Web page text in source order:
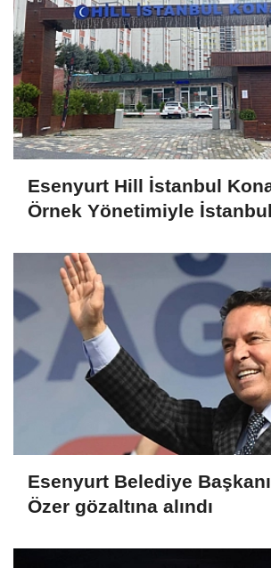
Esenyurt Hill İstanbul
Örnek Yönetimiyle
Esenyurt Belediye
Özer gözaltına alındı